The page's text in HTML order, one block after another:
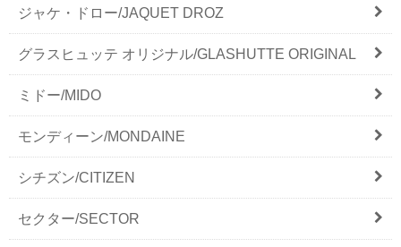
ジャケ・ドロー/JAQUET DROZ
グラスヒュッテ オリジナル/GLASHUTTE ORIGINAL
ミドー/MIDO
モンディーン/MONDAINE
シチズン/CITIZEN
セクター/SECTOR